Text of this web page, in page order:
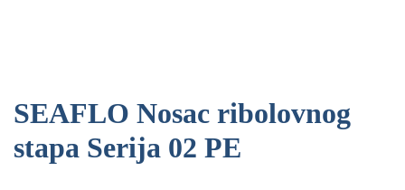
SEAFLO Nosac ribolovnog
stapa Serija 02 PE